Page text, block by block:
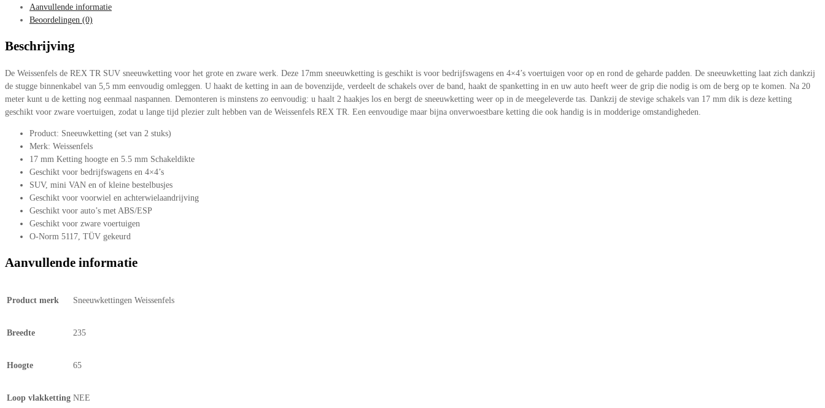
Aanvullende informatie
Beoordelingen (0)
Beschrijving
De Weissenfels de REX TR SUV sneeuwketting voor het grote en zware werk. Deze 17mm sneeuwketting is geschikt is voor bedrijfswagens en 4×4’s voertuigen voor op en rond de geharde padden. De sneeuwketting laat zich dankzij
de stugge binnenkabel van 5,5 mm eenvoudig omleggen. U haakt de ketting in aan de bovenzijde, verdeelt de schakels over de band, haakt de spanketting in en uw auto heeft weer de grip die nodig is om de berg op te komen. Na 20
meter kunt u de ketting nog eenmaal naspannen. Demonteren is minstens zo eenvoudig: u haalt 2 haakjes los en bergt de sneeuwketting weer op in de meegeleverde tas. Dankzij de stevige schakels van 17 mm dik is deze ketting
geschikt voor zware voertuigen, zodat u lange tijd plezier zult hebben van de Weissenfels REX TR. Een eenvoudige maar bijna onverwoestbare ketting die ook handig is in modderige omstandigheden.
Product: Sneeuwketting (set van 2 stuks)
Merk: Weissenfels
17 mm Ketting hoogte en 5.5 mm Schakeldikte
Geschikt voor bedrijfswagens en 4×4’s
SUV, mini VAN en of kleine bestelbusjes
Geschikt voor voorwiel en achterwielaandrijving
Geschikt voor auto’s met ABS/ESP
Geschikt voor zware voertuigen
O-Norm 5117, TÜV gekeurd
Aanvullende informatie
Product merk Sneeuwkettingen Weissenfels
Breedte 235
Hoogte 65
Loop vlakketting NEE